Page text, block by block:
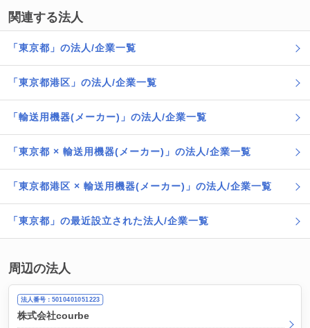
関連する法人
「東京都」の法人/企業一覧
「東京都港区」の法人/企業一覧
「輸送用機器(メーカー)」の法人/企業一覧
「東京都 × 輸送用機器(メーカー)」の法人/企業一覧
「東京都港区 × 輸送用機器(メーカー)」の法人/企業一覧
「東京都」の最近設立された法人/企業一覧
周辺の法人
法人番号：5010401051223
株式会社courbe